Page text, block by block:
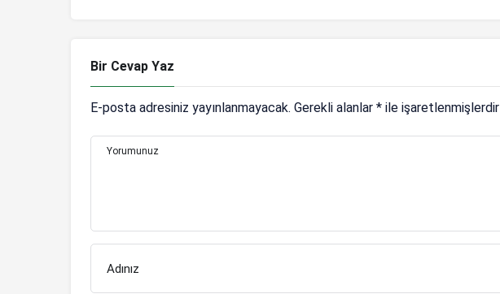
Bir Cevap Yaz
E-posta adresiniz yayınlanmayacak. Gerekli alanlar * ile işaretlenmişlerdir
Yorumunuz
Adınız